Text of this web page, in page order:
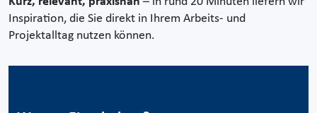
Inspiration, die Sie direkt in Ihrem Arbeits- und
Projektalltag nutzen können.